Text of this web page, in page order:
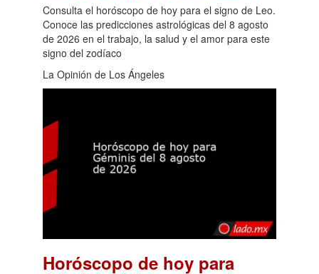
Consulta el horóscopo de hoy para el signo de Leo.
Conoce las predicciones astrológicas del 8 agosto
de 2026 en el trabajo, la salud y el amor para este
signo del zodíaco
La Opinión de Los Ángeles
Horóscopo de hoy para